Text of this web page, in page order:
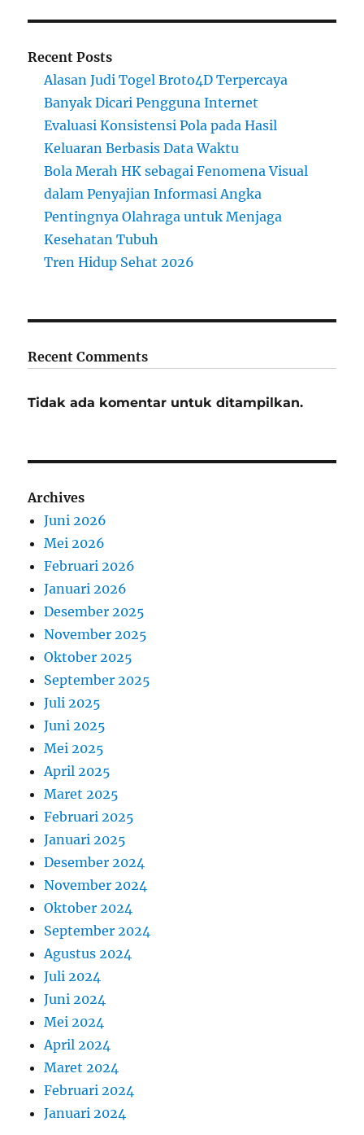
Recent Posts
Alasan Judi Togel Broto4D Terpercaya
Banyak Dicari Pengguna Internet
Evaluasi Konsistensi Pola pada Hasil
Keluaran Berbasis Data Waktu
Bola Merah HK sebagai Fenomena Visual
dalam Penyajian Informasi Angka
Pentingnya Olahraga untuk Menjaga
Kesehatan Tubuh
Tren Hidup Sehat 2026
Recent Comments
Tidak ada komentar untuk ditampilkan.
Archives
Juni 2026
Mei 2026
Februari 2026
Januari 2026
Desember 2025
November 2025
Oktober 2025
September 2025
Juli 2025
Juni 2025
Mei 2025
April 2025
Maret 2025
Februari 2025
Januari 2025
Desember 2024
November 2024
Oktober 2024
September 2024
Agustus 2024
Juli 2024
Juni 2024
Mei 2024
April 2024
Maret 2024
Februari 2024
Januari 2024